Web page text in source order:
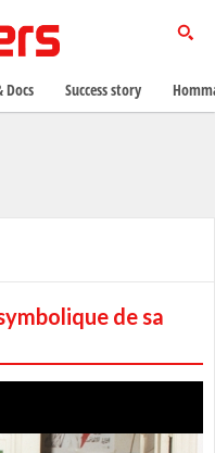
de sa
Docs Success story